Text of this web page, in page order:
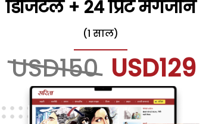
डिजिटल + 24 प्रिंट मैगजीन
(1 साल)
USD150 USD129